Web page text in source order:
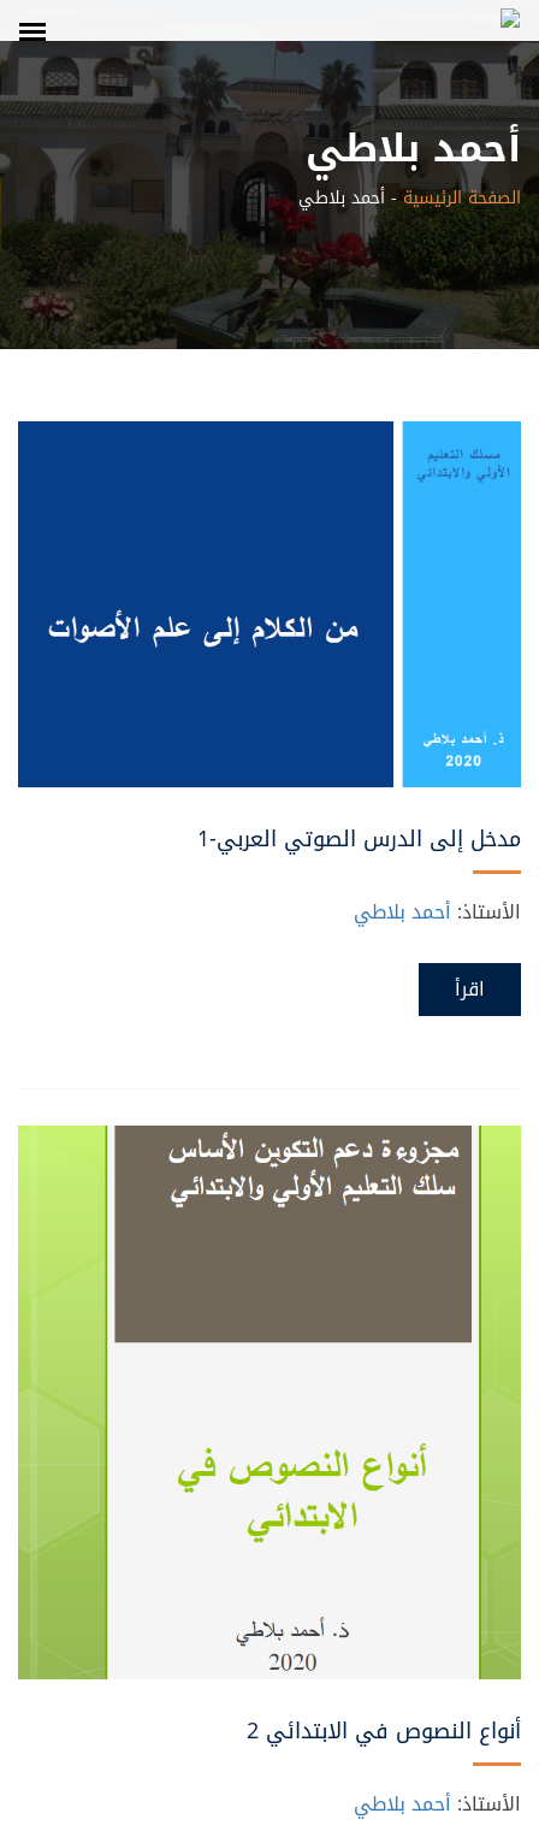
أحمد بلاطي
الصفحة الرئيسية-أحمد بلاطي
مدخل إلى الدرس الصوتي العربي-1
الأستاذ: أحمد بلاطي
اقرأ
أنواع النصوص في الابتدائي 2
الأستاذ: أحمد بلاطي